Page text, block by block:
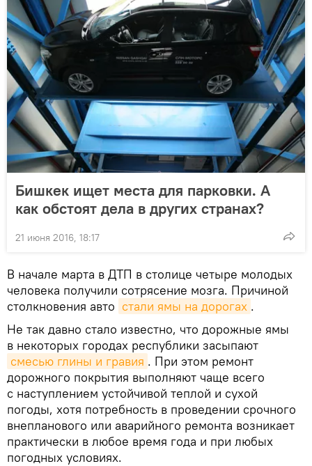
Бишкек ищет места для парковки. А
как обстоят дела в других странах?
21 июня 2016, 18:17
В начале марта в ДТП в столице четыре молодых
человека получили сотрясение мозга. Причиной
столкновения авто стали ямы на дорогах .
Не так давно стало известно, что дорожные ямы
в некоторых городах республики засыпают
смесью глины и гравия . При этом ремонт
дорожного покрытия выполняют чаще всего
с наступлением устойчивой теплой и сухой
погоды, хотя потребность в проведении срочного
внепланового или аварийного ремонта возникает
практически в любое время года и при любых
погодных условиях.